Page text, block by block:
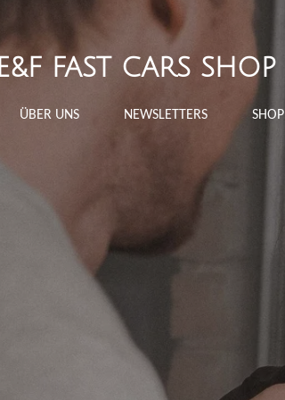
E&F FAST CARS SHOP
ÜBER UNS NEWSLETTERS SHOP